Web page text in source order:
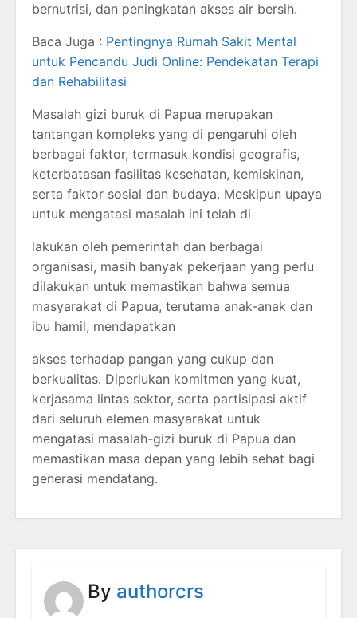
bernutrisi, dan peningkatan akses air bersih.
Baca Juga : Pentingnya Rumah Sakit Mental
untuk Pencandu Judi Online: Pendekatan Terapi
dan Rehabilitasi
Masalah gizi buruk di Papua merupakan
tantangan kompleks yang di pengaruhi oleh
berbagai faktor, termasuk kondisi geografis,
keterbatasan fasilitas kesehatan, kemiskinan,
serta faktor sosial dan budaya. Meskipun upaya
untuk mengatasi masalah ini telah di
lakukan oleh pemerintah dan berbagai
organisasi, masih banyak pekerjaan yang perlu
dilakukan untuk memastikan bahwa semua
masyarakat di Papua, terutama anak-anak dan
ibu hamil, mendapatkan
akses terhadap pangan yang cukup dan
berkualitas. Diperlukan komitmen yang kuat,
kerjasama lintas sektor, serta partisipasi aktif
dari seluruh elemen masyarakat untuk
mengatasi masalah-gizi buruk di Papua dan
memastikan masa depan yang lebih sehat bagi
generasi mendatang.
By authorcrs